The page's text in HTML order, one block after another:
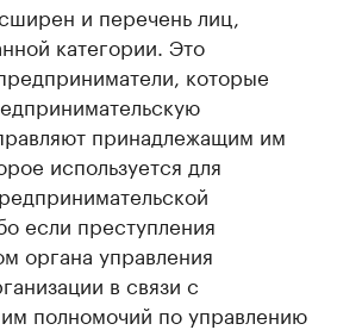
и перечень лиц,
категории. Это
которые
принадлежащим им
используется для
если преступления
органа управления
в связи с
полномочий по управлению